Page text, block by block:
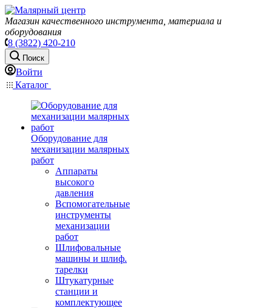
Магазин качественного инструмента, материала и
оборудования
8 (3822) 420-210
Поиск
Войти
Каталог
Оборудование для
механизации малярных
работ
Аппараты
высокого
давления
Вспомогательные
инструменты
механизации
работ
Шлифовальные
машины и шлиф.
тарелки
Штукатурные
станции и
комплектующее